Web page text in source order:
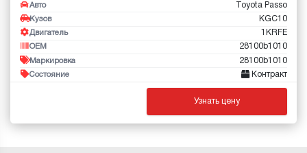
Авто Toyota Passo
Кузов KGC10
Двигатель 1KRFE
OEM 28100b1010
Маркировка 28100b1010
Состояние Контракт
Узнать цену